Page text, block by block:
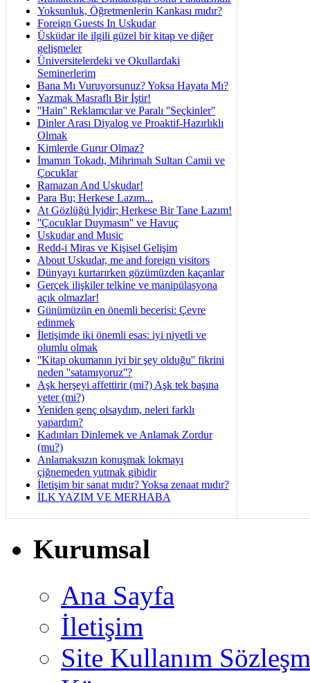
Yoksunluk, Öğretmenlerin Kankası mıdır?
Foreign Guests In Uskudar
Üsküdar ile ilgili güzel bir kitap ve diğer
gelişmeler
Üniversitelerdeki ve Okullardaki
Seminerlerim
Bana Mı Vuruyorsunuz? Yoksa Hayata Mı?
Yazmak Masraflı Bir İştir!
''Hain'' Reklamcılar ve Paralı ''Seçkinler''
Dinler Arası Diyalog ve Proaktif-Hazırlıklı
Olmak
Kimlerde Gurur Olmaz?
İmamın Tokadı, Mihrimah Sultan Camii ve
Çocuklar
Ramazan And Uskudar!
Para Bu; Herkese Lazım...
At Gözlüğü İyidir; Herkese Bir Tane Lazım!
''Çocuklar Duymasın'' ve Havuç
Uskudar and Music
Redd-i Miras ve Kişisel Gelişim
About Uskudar, me and foreign visitors
Dünyayı kurtarırken gözümüzden kaçanlar
Gerçek ilişkiler telkine ve manipülasyona
açık olmazlar!
Günümüzün en önemli becerisi: Çevre
edinmek
İletişimde iki önemli esas: iyi niyetli ve
olumlu olmak
''Kitap okumanın iyi bir şey olduğu'' fikrini
neden ''satamıyoruz''?
Aşk herşeyi affettirir (mi?) Aşk tek başına
yeter (mi?)
Yeniden genç olsaydım, neleri farklı
yapardım?
Kadınları Dinlemek ve Anlamak Zordur
(mu?)
Anlamaksızın konuşmak lokmayı
çiğnemeden yutmak gibidir
İletişim bir sanat mıdır? Yoksa zenaat mıdır?
İLK YAZIM VE MERHABA
Kurumsal
Ana Sayfa
İletişim
Site Kullanım